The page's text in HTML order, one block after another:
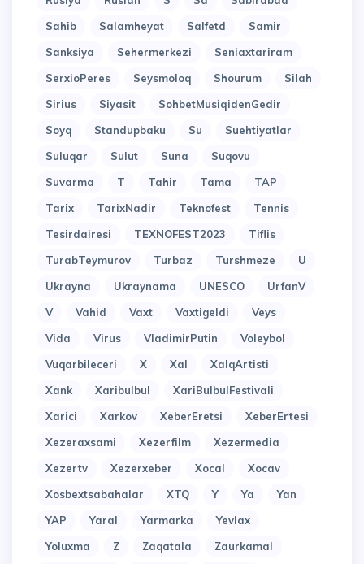
Sahib
Salamheyat Salfetd
Samir
Sanksiya
Sehermerkezi
Seniaxtariram
SerxioPeres
Seysmoloq Shourum
Silah
Sirius
Siyasit
SohbetMusiqidenGedir
Soyq
Standupbaku Su
Suehtiyatlar
Suluqar
Sulut Suna
Suqovu
Suvarma
T Tahir Tama
TAP
Tarix
TarixNadir Teknofest
Tennis
Tesirdairesi
TEXNOFEST2023
Tiflis
TurabTeymurov
Turbaz Turshmeze
U
Ukrayna
Ukraynama UNESCO
UrfanV
V
Vahid Vaxt Vaxtigeldi
Veys
Vida
Virus VladimirPutin
Voleybol
Vuqarbileceri
X Xal
XalqArtisti
Xank
Xaribulbul
XariBulbulFestivali
Xarici
Xarkov XeberEretsi
XeberErtesi
Xezeraxsami
Xezerfilm
Xezermedia
Xezertv
Xezerxeber Xocal
Xocav
Xosbextsabahalar
XTQ Y Ya
Yan
YAP
Yaral Yarmarka
Yevlax
Yoluxma
Z Zaqatala
Zaurkamal